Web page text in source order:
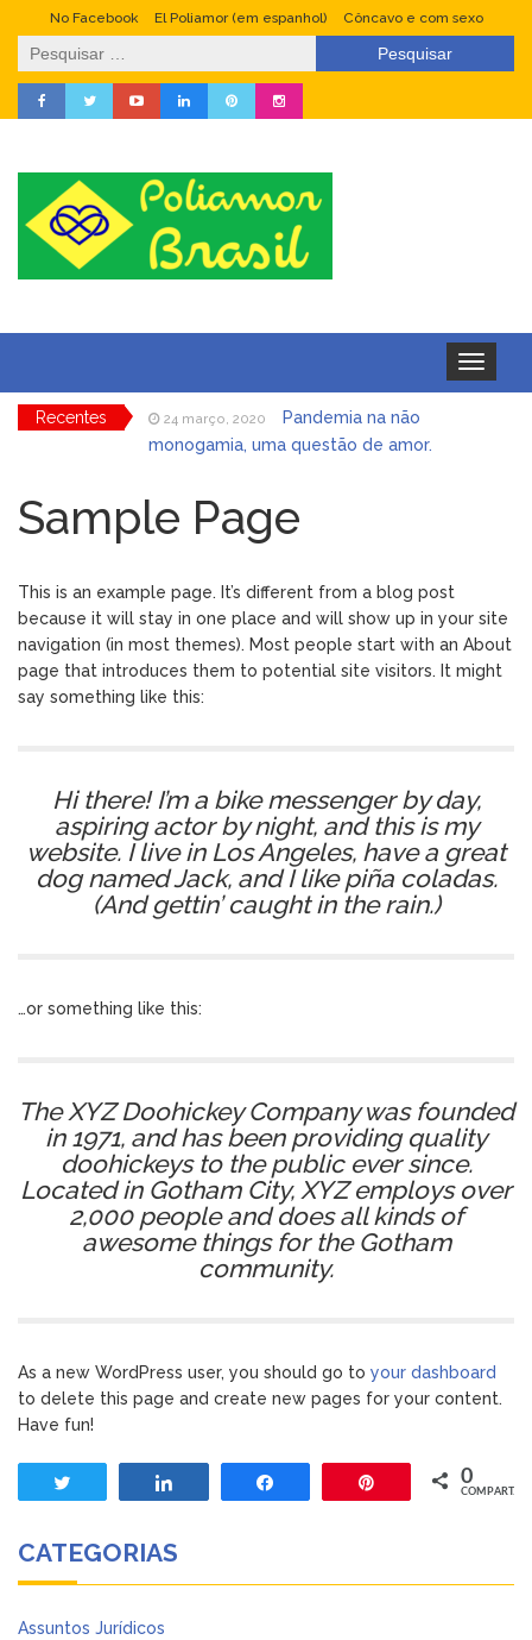
No Facebook El Poliamor (em espanhol) Côncavo e com sexo
Pesquisar
por:
Toggle
navigation
Recentes 24 março, 2020
Pandemia na não
monogamia, uma questão de amor.
22 dezembro, 2019
nos seres humanos?
24 maio, 2019
Dicas: os quatro princípios
14 maio, 2019
Sample Page
This is an example page. It’s different from a blog post
because it will stay in one place and will show up in your site
navigation (in most themes). Most people start with an About
page that introduces them to potential site visitors. It might
say something like this:
Hi there! I’m a bike messenger by day,
aspiring actor by night, and this is my
website. I live in Los Angeles, have a great
dog named Jack, and I like piña coladas.
(And gettin’ caught in the rain.)
…or something like this:
The XYZ Doohickey Company was founded
in 1971, and has been providing quality
doohickeys to the public ever since.
Located in Gotham City, XYZ employs over
2,000 people and does all kinds of
awesome things for the Gotham
community.
As a new WordPress user, you should go to your dashboard
to delete this page and create new pages for your content.
Have fun!
Compartilhar Compartilhar 0
COMPART.
CATEGORIAS
Assuntos Jurídicos